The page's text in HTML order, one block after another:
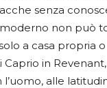
senza
non può
a casa propria o
in
alle